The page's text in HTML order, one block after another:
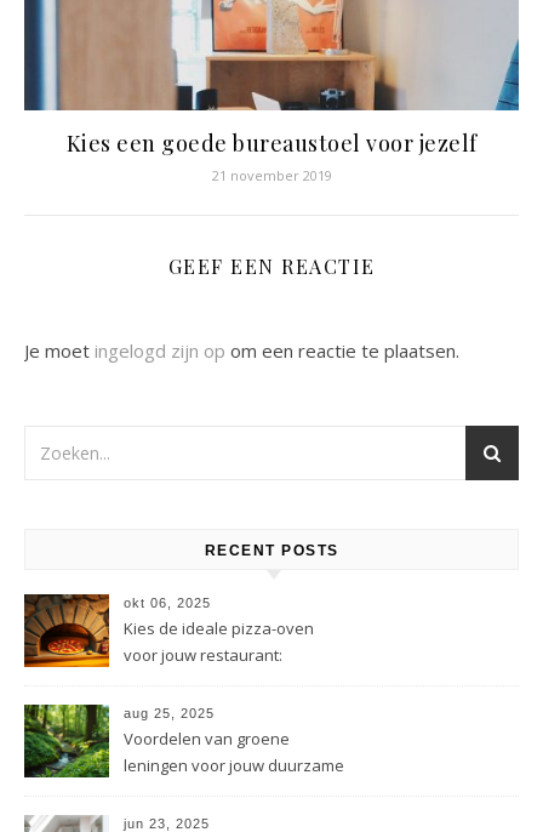
Kies een goede bureaustoel voor jezelf
21 november 2019
GEEF EEN REACTIE
Je moet ingelogd zijn op om een reactie te plaatsen.
RECENT POSTS
okt 06, 2025
Kies de ideale pizza-oven
voor jouw restaurant:
aug 25, 2025
Voordelen van groene
leningen voor jouw duurzame
jun 23, 2025